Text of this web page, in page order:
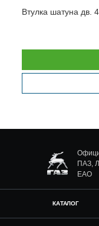
Втулка шатуна дв.
ПАЗ,
ЕАО
КАТАЛОГ